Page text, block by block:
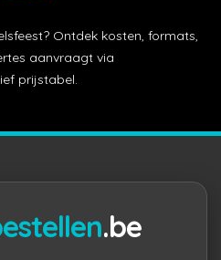
Ontdek kosten, formats,
aanvraagt via
prijstabel.
.be